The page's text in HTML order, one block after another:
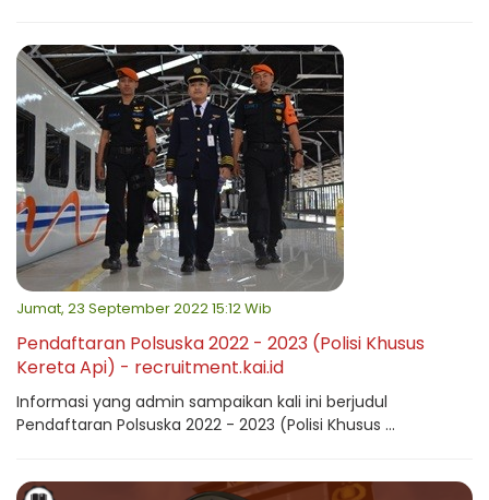
Jumat, 23 September 2022 15:12 Wib
Pendaftaran Polsuska 2022 - 2023 (Polisi Khusus
Kereta Api) - recruitment.kai.id
Informasi yang admin sampaikan kali ini berjudul
Pendaftaran Polsuska 2022 - 2023 (Polisi Khusus ...